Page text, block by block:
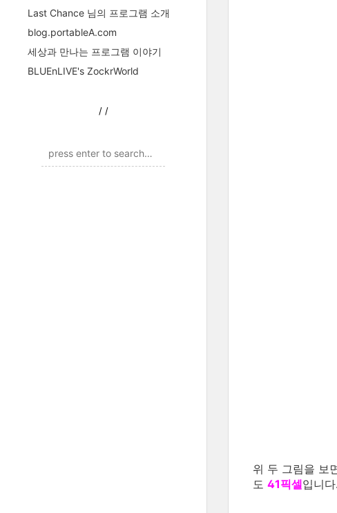
Last Chance 님의 프로그램 소개
blog.portableA.com
세상과 만나는 프로그램 이야기
BLUEnLIVE's ZockrWorld
/ /
위 두 그림을 보
도 41픽셀입니다.